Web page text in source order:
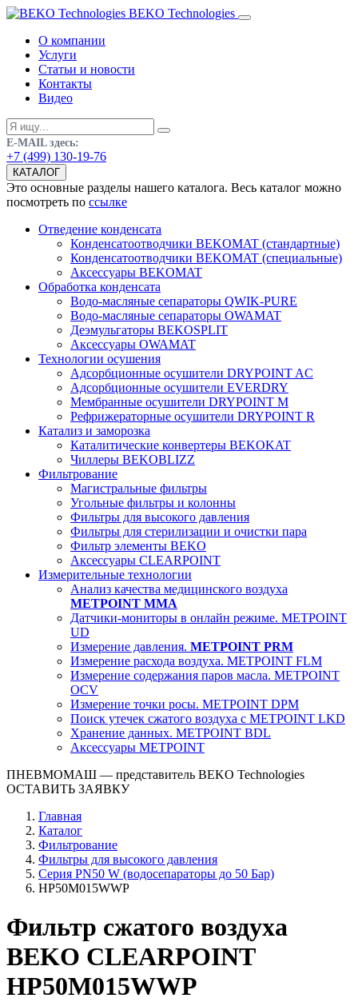
BEKO Technologies
О компании
Услуги
Статьи и новости
Контакты
Видео
E-MAIL здесь:
+7 (499) 130-19-76
КАТАЛОГ
Это основные разделы нашего каталога. Весь каталог можно
посмотреть по ссылке
Отведение конденсата
Конденсатоотводчики BEKOMAT (стандартные)
Конденсатоотводчики BEKOMAT (специальные)
Аксессуары BEKOMAT
Обработка конденсата
Водо-масляные сепараторы QWIK-PURE
Водо-масляные сепараторы OWAMAT
Деэмульгаторы BEKOSPLIT
Аксессуары OWAMAT
Технологии осушения
Адсорбционные осушители DRYPOINT AC
Адсорбционные осушители EVERDRY
Мембранные осушители DRYPOINT M
Рефрижераторные осушители DRYPOINT R
Катализ и заморозка
Каталитические конвертеры BEKOKAT
Чиллеры BEKOBLIZZ
Фильтрование
Магистральные фильтры
Угольные фильтры и колонны
Фильтры для высокого давления
Фильтры для стерилизации и очистки пара
Фильтр элементы BEKO
Аксессуары CLEARPOINT
Измерительные технологии
Анализ качества медицинского воздуха
METPOINT MMA
Датчики-мониторы в онлайн режиме. METPOINT
UD
Измерение давления. METPOINT PRM
Измерение расхода воздуха. METPOINT FLM
Измерение содержания паров масла. METPOINT
OCV
Измерение точки росы. METPOINT DPM
Поиск утечек сжатого воздуха с METPOINT LKD
Хранение данных. METPOINT BDL
Аксессуары METPOINT
ПНЕВМОМАШ — представитель BEKO Technologies
ОСТАВИТЬ ЗАЯВКУ
Главная
Каталог
Фильтрование
Фильтры для высокого давления
Серия PN50 W (водосепараторы до 50 Бар)
HP50M015WWP
Фильтр сжатого воздуха
BEKO CLEARPOINT
HP50M015WWP